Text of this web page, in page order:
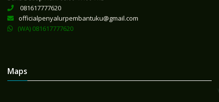
081617777620
officialpenyalurpembantuku@gmail.com
(WA) 081617777620
Maps